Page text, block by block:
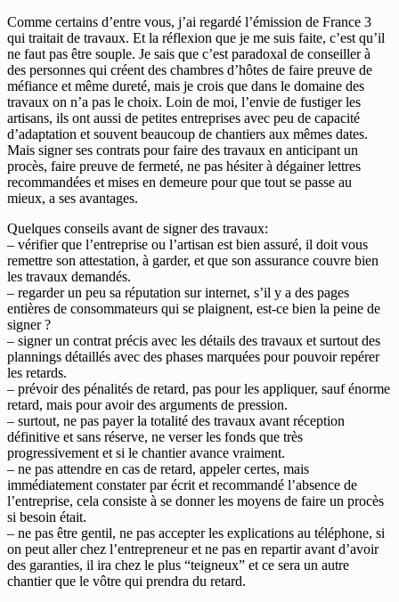
Comme certains d’entre vous, j’ai regardé l’émission de France 3
qui traitait de travaux. Et la réflexion que je me suis faite, c’est qu’il
ne faut pas être souple. Je sais que c’est paradoxal de conseiller à
des personnes qui créent des chambres d’hôtes de faire preuve de
méfiance et même dureté, mais je crois que dans le domaine des
travaux on n’a pas le choix. Loin de moi, l’envie de fustiger les
artisans, ils ont aussi de petites entreprises avec peu de capacité
d’adaptation et souvent beaucoup de chantiers aux mêmes dates.
Mais signer ses contrats pour faire des travaux en anticipant un
procès, faire preuve de fermeté, ne pas hésiter à dégainer lettres
recommandées et mises en demeure pour que tout se passe au
mieux, a ses avantages.
Quelques conseils avant de signer des travaux:
– vérifier que l’entreprise ou l’artisan est bien assuré, il doit vous
remettre son attestation, à garder, et que son assurance couvre bien
les travaux demandés.
– regarder un peu sa réputation sur internet, s’il y a des pages
entières de consommateurs qui se plaignent, est-ce bien la peine de
signer ?
– signer un contrat précis avec les détails des travaux et surtout des
plannings détaillés avec des phases marquées pour pouvoir repérer
les retards.
– prévoir des pénalités de retard, pas pour les appliquer, sauf énorme
retard, mais pour avoir des arguments de pression.
– surtout, ne pas payer la totalité des travaux avant réception
définitive et sans réserve, ne verser les fonds que très
progressivement et si le chantier avance vraiment.
– ne pas attendre en cas de retard, appeler certes, mais
immédiatement constater par écrit et recommandé l’absence de
l’entreprise, cela consiste à se donner les moyens de faire un procès
si besoin était.
– ne pas être gentil, ne pas accepter les explications au téléphone, si
on peut aller chez l’entrepreneur et ne pas en repartir avant d’avoir
des garanties, il ira chez le plus “teigneux” et ce sera un autre
chantier que le vôtre qui prendra du retard.